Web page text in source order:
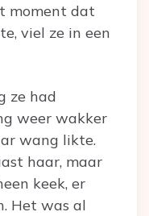
moment dat
viel ze in een
ze had
weer wakker
wang likte.
haar, maar
keek, er
Het was al